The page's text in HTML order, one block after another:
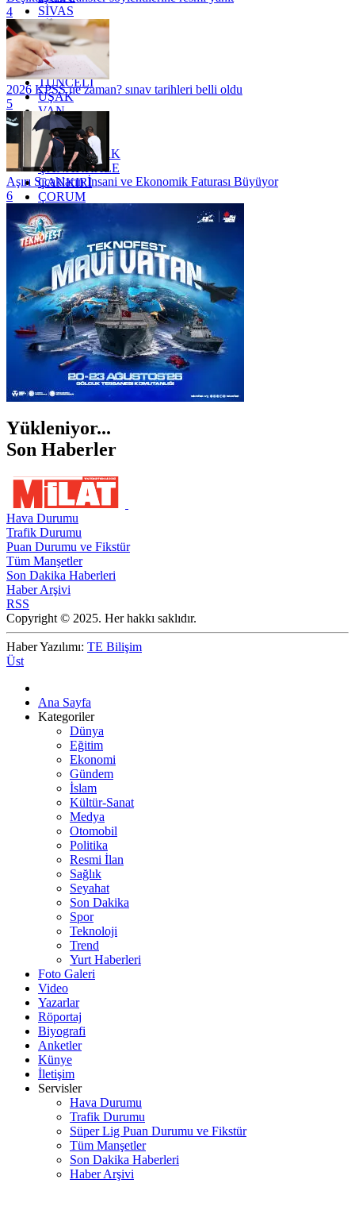
SİVAS
SİİRT
TEKİRDAĞ
TOKAT
TRABZON
TUNCELİ
UŞAK
VAN
YALOVA
YOZGAT
ZONGULDAK
ÇANAKKALE
ÇANKIRI
ÇORUM
İSTANBUL
İZMİR
ŞANLIURFA
ŞIRNAK
4
2026 KPSS ne zaman? sınav tarihleri belli oldu
5
Aşırı Sıcakların İnsani ve Ekonomik Faturası Büyüyor
6
Yükleniyor...
Son Haberler
Hava Durumu
Trafik Durumu
Puan Durumu ve Fikstür
Tüm Manşetler
Son Dakika Haberleri
Haber Arşivi
RSS
Copyright © 2025. Her hakkı saklıdır.
Haber Yazılımı: TE Bilişim
Üst
Ana Sayfa
Kategoriler
Dünya
Eğitim
Ekonomi
Gündem
İslam
Kültür-Sanat
Medya
Otomobil
Politika
Resmi İlan
Sağlık
Seyahat
Son Dakika
Spor
Teknoloji
Trend
Yurt Haberleri
Foto Galeri
Video
Yazarlar
Röportaj
Biyografi
Anketler
Künye
İletişim
Servisler
Hava Durumu
Trafik Durumu
Süper Lig Puan Durumu ve Fikstür
Tüm Manşetler
Son Dakika Haberleri
Haber Arşivi